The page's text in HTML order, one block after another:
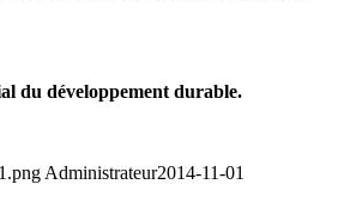
du développement durable.
Administrateur2014-11-01